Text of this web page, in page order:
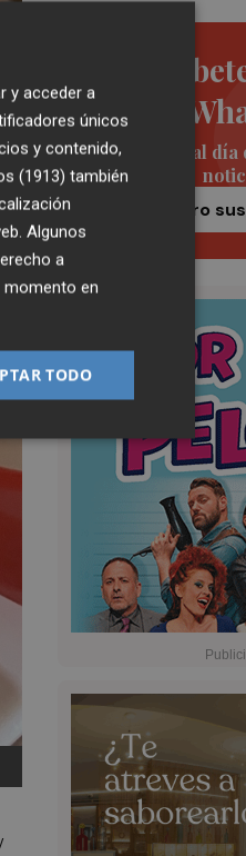
de
Siempre al día
¡Quiero
y acceder a
únicos
y contenido,
(1913) también
Algunos
a
momento en
TODO